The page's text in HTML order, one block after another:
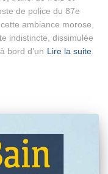
de police du 87e
ambiance morose,
indistincte, dissimulée
bord d’un Lire la suite